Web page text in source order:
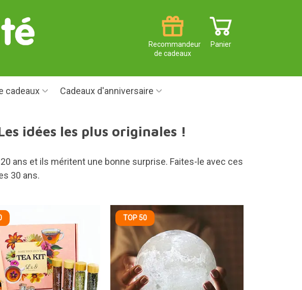
Panier
Recommandeur
de cadeaux
cadeaux Cadeaux d'anniversaire
idées les plus originales !
ans et ils méritent une bonne surprise. Faites-le avec ces
30 ans.
TOP 50